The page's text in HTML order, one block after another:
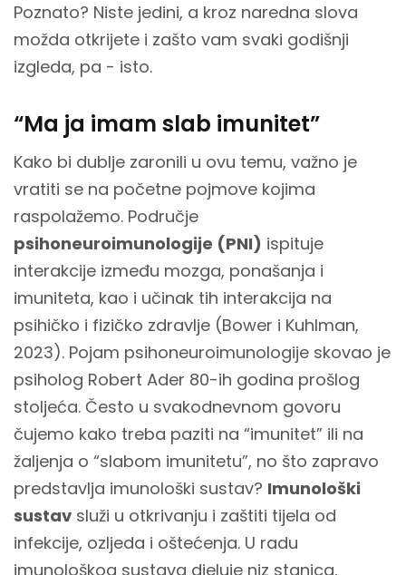
Poznato? Niste jedini, a kroz naredna slova
možda otkrijete i zašto vam svaki godišnji
izgleda, pa - isto.
“Ma ja imam slab imunitet”
Kako bi dublje zaronili u ovu temu, važno je
vratiti se na početne pojmove kojima
raspolažemo. Područje
psihoneuroimunologije (PNI) ispituje
interakcije između mozga, ponašanja i
imuniteta, kao i učinak tih interakcija na
psihičko i fizičko zdravlje (Bower i Kuhlman,
2023). Pojam psihoneuroimunologije skovao je
psiholog Robert Ader 80-ih godina prošlog
stoljeća. Često u svakodnevnom govoru
čujemo kako treba paziti na “imunitet” ili na
žaljenja o “slabom imunitetu”, no što zapravo
predstavlja imunološki sustav? Imunološki
sustav služi u otkrivanju i zaštiti tijela od
infekcije, ozljeda i oštećenja. U radu
imunološkog sustava djeluje niz stanica,